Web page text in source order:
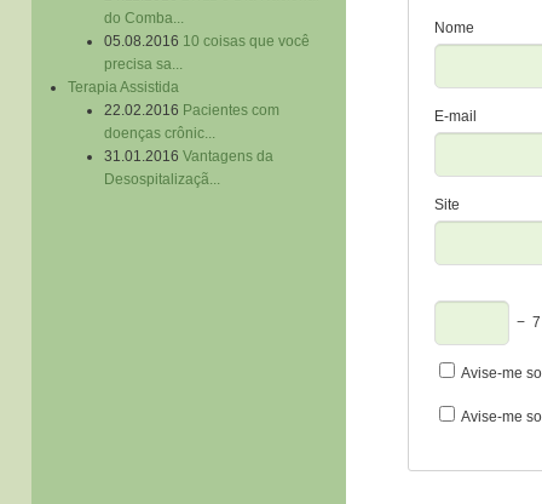
do Comba...
05.08.2016 10 coisas que você
precisa sa...
Terapia Assistida
22.02.2016 Pacientes com
doenças crônic...
31.01.2016 Vantagens da
Desospitalizaçã...
Nome
E-mail
Site
− 7
Avise-me
Avise-me